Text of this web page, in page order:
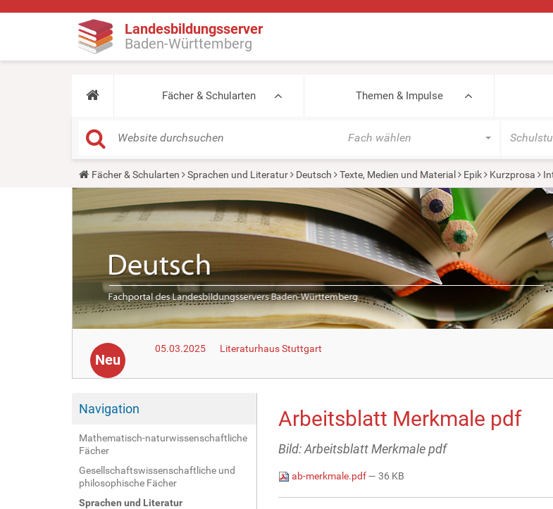
Landesbildungsserver
Baden-Württemberg
Fächer & Schularten Themen & Impulse
Fach wählen
Y
o
a
r
e
Fächer & Schularten Sprachen und Literatur Deutsch Texte, Medien und Material Epik Kurzprosa
Neu
05.03.2025 Literaturhaus Stuttgart
Navigation
Mathematisch-naturwissenschaftliche
Fächer
Gesellschaftswissenschaftliche und
philosophische Fächer
Sprachen und Literatur
Arbeitsblatt Merkmale pdf
Bild: Arbeitsblatt Merkmale pdf
ab-merkmale.pdf— 36 KB